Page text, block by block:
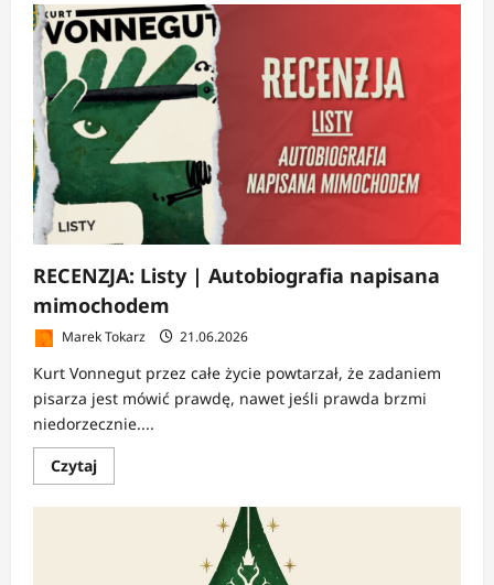
RECENZJA: Listy | Autobiografia napisana
mimochodem
Marek Tokarz 21.06.2026
Kurt Vonnegut przez całe życie powtarzał, że zadaniem
pisarza jest mówić prawdę, nawet jeśli prawda brzmi
niedorzecznie....
CzytajDowiedz
się
o
Autobiografia